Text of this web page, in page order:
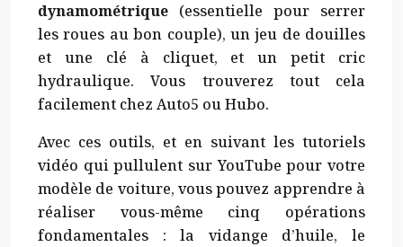
dynamométrique (essentielle pour serrer
les roues au bon couple), un jeu de douilles
et une clé à cliquet, et un petit cric
hydraulique. Vous trouverez tout cela
facilement chez Auto5 ou Hubo.
Avec ces outils, et en suivant les tutoriels
vidéo qui pullulent sur YouTube pour votre
modèle de voiture, vous pouvez apprendre à
réaliser vous-même cinq opérations
fondamentales : la vidange d’huile, le